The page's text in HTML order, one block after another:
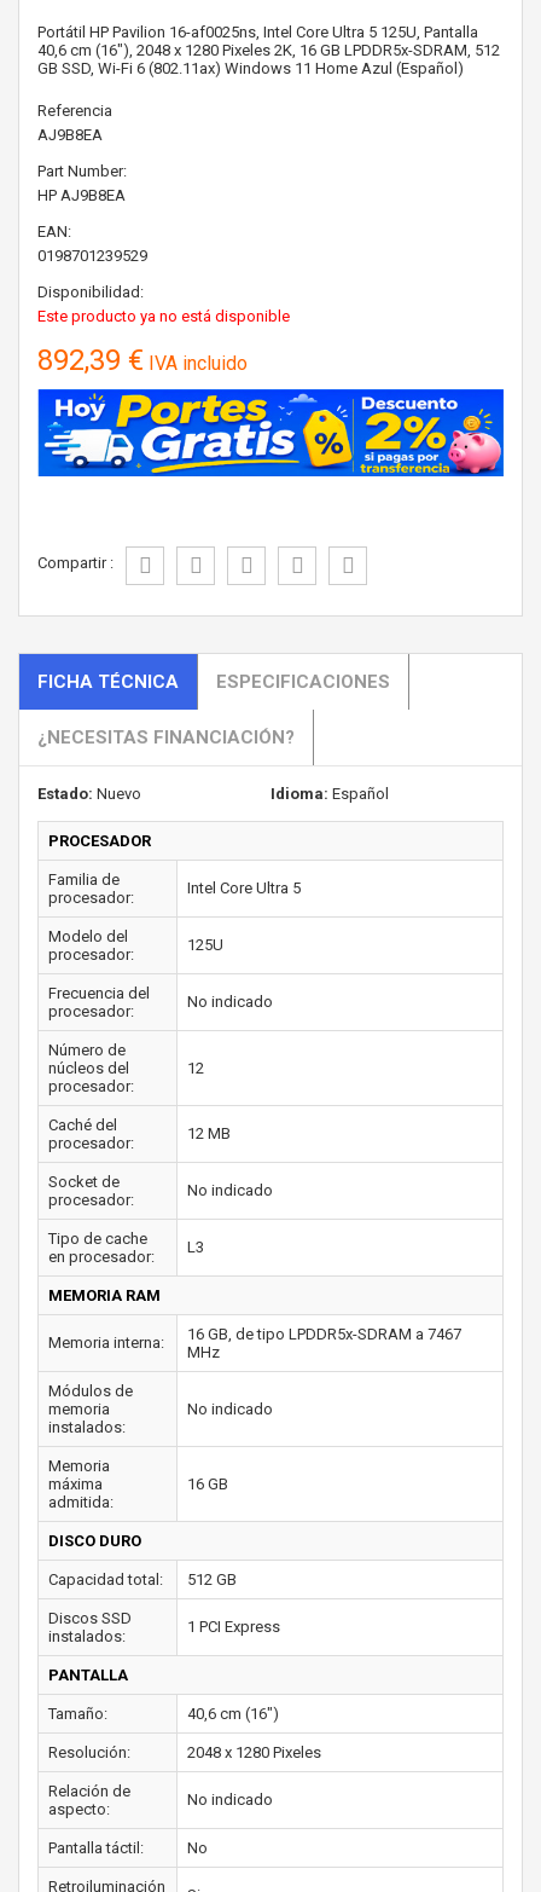
Portátil HP Pavilion 16-af0025ns, Intel Core Ultra 5 125U, Pantalla
40,6 cm (16"), 2048 x 1280 Pixeles 2K, 16 GB LPDDR5x-SDRAM, 512
GB SSD, Wi-Fi 6 (802.11ax) Windows 11 Home Azul (Español)
Referencia
AJ9B8EA
Part Number:
HP AJ9B8EA
EAN:
0198701239529
Disponibilidad:
Este producto ya no está disponible
892,39 € IVA incluido
Compartir :
FICHA TÉCNICA ESPECIFICACIONES
¿NECESITAS FINANCIACIÓN?
Estado: Nuevo Idioma: Español
PROCESADOR
Familia de
procesador:
Intel Core Ultra 5
Modelo del
procesador:
125U
Frecuencia del
procesador:
No indicado
Número de
núcleos del
procesador:
12
Caché del
procesador:
12 MB
Socket de
procesador:
No indicado
Tipo de cache
en procesador:
L3
MEMORIA RAM
Memoria interna:
16 GB, de tipo LPDDR5x-SDRAM a 7467
MHz
Módulos de
memoria
instalados:
No indicado
Memoria
máxima
admitida:
16 GB
DISCO DURO
Capacidad total: 512 GB
Discos SSD
instalados:
1 PCI Express
PANTALLA
Tamaño: 40,6 cm (16")
Resolución: 2048 x 1280 Pixeles
Relación de
aspecto:
No indicado
Pantalla táctil: No
Retroiluminación